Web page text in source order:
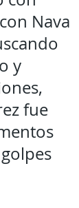
Nava
y
fue